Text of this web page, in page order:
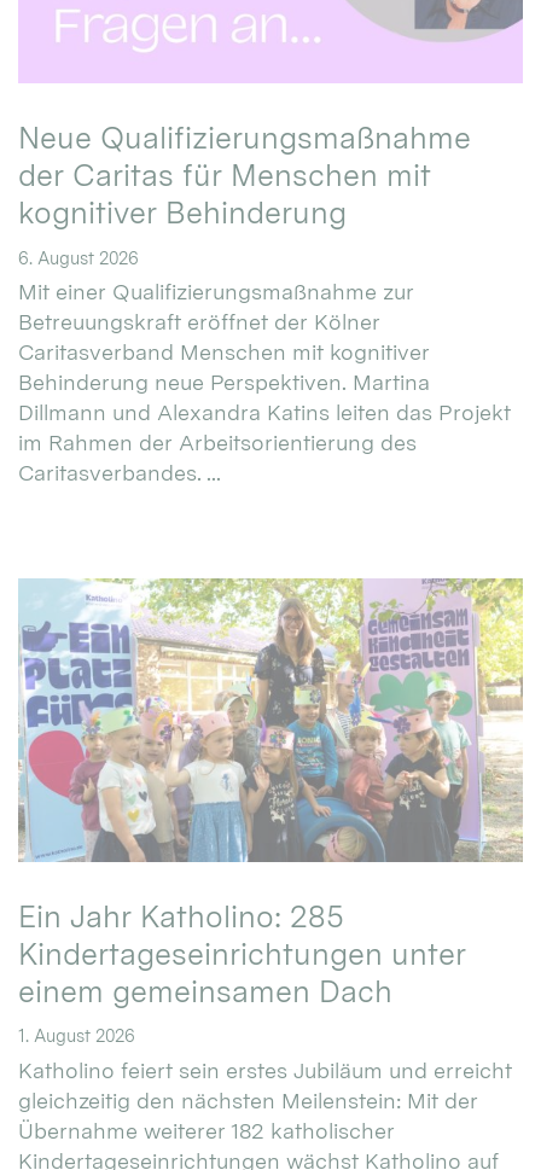
Neue Qualifizierungsmaßnahme
der Caritas für Menschen mit
kognitiver Behinderung
6. August 2026
Mit einer Qualifizierungsmaßnahme zur
Betreuungskraft eröffnet der Kölner
Caritasverband Menschen mit kognitiver
Behinderung neue Perspektiven. Martina
Dillmann und Alexandra Katins leiten das Projekt
im Rahmen der Arbeitsorientierung des
Caritasverbandes. ...
Ein Jahr Katholino: 285
Kindertageseinrichtungen unter
einem gemeinsamen Dach
1. August 2026
Katholino feiert sein erstes Jubiläum und erreicht
gleichzeitig den nächsten Meilenstein: Mit der
Übernahme weiterer 182 katholischer
Kindertageseinrichtungen wächst Katholino auf